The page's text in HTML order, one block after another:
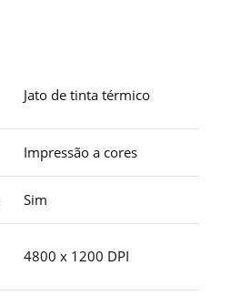
Jato de tinta térmico
Impressão a cores
Sim
4800 x 1200 DPI